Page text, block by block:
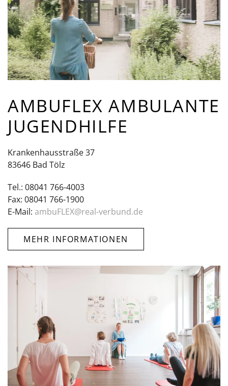
AMBUFLEX AMBULANTE
JUGENDHILFE
Krankenhausstraße 37
83646 Bad Tölz
Tel.: 08041 766-4003
Fax: 08041 766-1900
E-Mail: ambuFLEX@real-verbund.de
MEHR INFORMATIONEN